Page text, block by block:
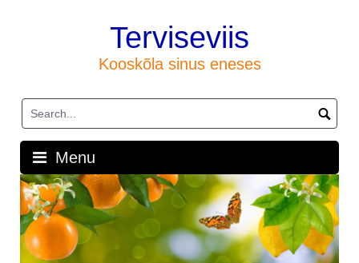
Terviseviis
Kooskõla sinus eneses
Menu